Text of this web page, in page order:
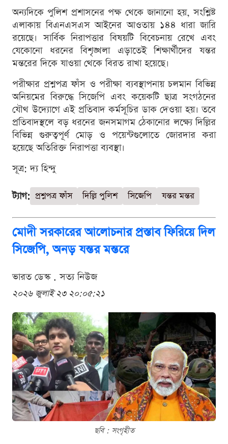
অন্যদিকে পুলিশ প্রশাসনের পক্ষ থেকে জানানো হয়, সংশ্লিষ্ট
এলাকায় বিএনএসএস আইনের আওতায় ১৪৪ ধারা জারি
রয়েছে। সার্বিক নিরাপত্তার বিষয়টি বিবেচনায় রেখে এবং
যেকোনো ধরনের বিশৃঙ্খলা এড়াতেই শিক্ষার্থীদের যন্তর
মন্তরের দিকে যাওয়া থেকে বিরত রাখা হয়েছে।
পরীক্ষার প্রশ্নপত্র ফাঁস ও পরীক্ষা ব্যবস্থাপনায় চলমান বিভিন্ন
অনিয়মের বিরুদ্ধে সিজেপি এবং কয়েকটি ছাত্র সংগঠনের
যৌথ উদ্যোগে এই প্রতিবাদ কর্মসূচির ডাক দেওয়া হয়। তবে
প্রতিবাদস্থলে বড় ধরনের জনসমাগম ঠেকানোর লক্ষ্যে দিল্লির
বিভিন্ন গুরুত্বপূর্ণ মোড় ও পয়েন্টগুলোতে জোরদার করা
হয়েছে অতিরিক্ত নিরাপত্তা ব্যবস্থা।
সূত্র: দ্য হিন্দু
ট্যাগ: প্রশ্নপত্র ফাঁস দিল্লি পুলিশ সিজেপি যন্তর মন্তর
মোদী সরকারের আলোচনার প্রস্তাব ফিরিয়ে দিল
সিজেপি, অনড় যন্তর মন্তরে
ভারত ডেস্ক . সত্য নিউজ
২০২৬ জুলাই ২৩ ২০:০৫:২১
ছবি : সংগৃহীত